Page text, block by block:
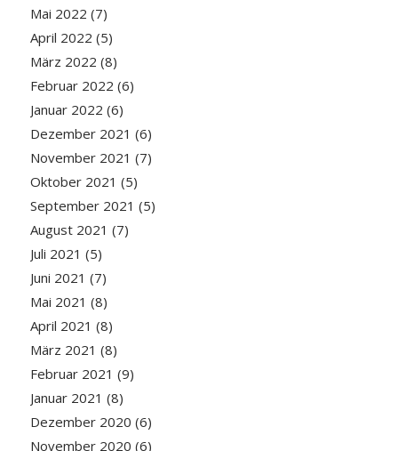
Mai 2022 (7)
April 2022 (5)
März 2022 (8)
Februar 2022 (6)
Januar 2022 (6)
Dezember 2021 (6)
November 2021 (7)
Oktober 2021 (5)
September 2021 (5)
August 2021 (7)
Juli 2021 (5)
Juni 2021 (7)
Mai 2021 (8)
April 2021 (8)
März 2021 (8)
Februar 2021 (9)
Januar 2021 (8)
Dezember 2020 (6)
November 2020 (6)